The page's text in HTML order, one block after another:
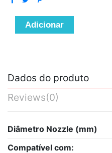
Adicionar
Dados do produto
Reviews(0)
Diâmetro Nozzle (mm)
Compatível com: